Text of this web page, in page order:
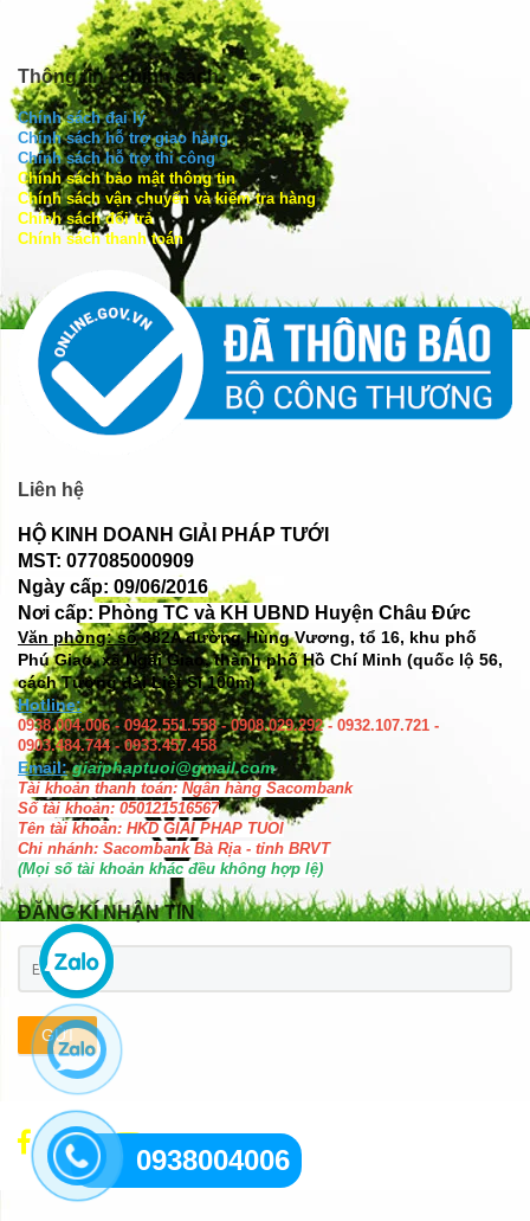
Thông tin - chính sách
Chính sách đại lý
Chính sách hỗ trợ giao hàng
Chính sách hỗ trợ thi công
Chính sách bảo mật thông tin
Chính sách vận chuyển và kiểm tra hàng
Chính sách đổi trả
Chính sách thanh toán
Liên hệ
HỘ KINH DOANH GIẢI PHÁP TƯỚI
MST: 077085000909
Ngày cấp: 09/06/2016
Nơi cấp: Phòng TC và KH UBND Huyện Châu Đức
Văn phòng: số382A đường Hùng Vương, tổ 16, khu phố
Phú Giao, xã Ngãi Giao, thành phố Hồ Chí Minh (quốc lộ 56,
cách Tượng đài Liệt Sĩ 100m)
Hotline:
0938.004.006 - 0942.551.558 - 0908.029.292 - 0932.107.721 -
0903.484.744 - 0933.457.458
Email: giaiphaptuoi@gmail.com
Tài khoản thanh toán: Ngân hàng Sacombank
Số tài khoản: 050121516567
Tên tài khoản: HKD GIAI PHAP TUOI
Chi nhánh: Sacombank Bà Rịa - tỉnh BRVT
(Mọi số tài khoản khác đều không hợp lệ)
ĐĂNG KÍ NHẬN TIN
GỬI
0938004006